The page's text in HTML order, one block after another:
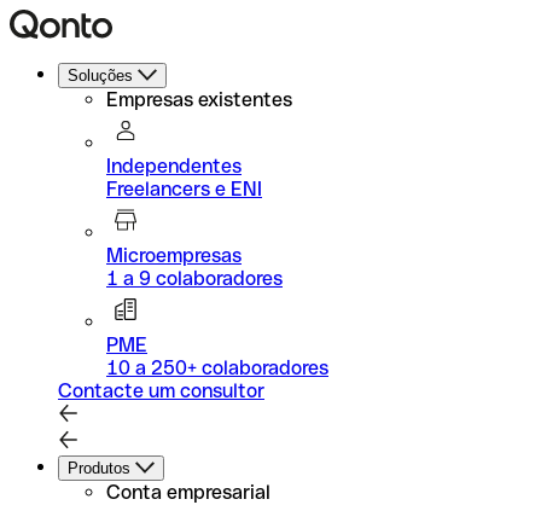
Soluções
Empresas existentes
Independentes
Freelancers e ENI
Microempresas
1 a 9 colaboradores
PME
10 a 250+ colaboradores
Contacte um consultor
Produtos
Conta empresarial